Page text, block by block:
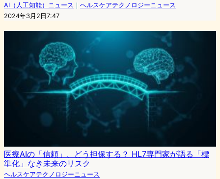
AI（人工知能）ニュース ｜ ヘルスケアテクノロジーニュース
2024年3月2日7:47
医療AIの「信頼」、どう担保する？ HL7専門家が語る「標
準化」なき未来のリスク
ヘルスケアテクノロジーニュース